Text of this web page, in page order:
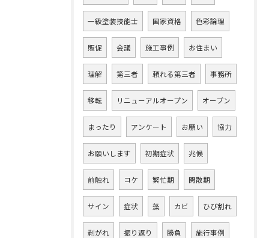
一級塗装技能士 国家資格 色彩論理
販促 会議 施工事例 お住まい
理解 第三者 頼れる第三者 事務所
移転 リニューアルオープン オープン
まったり アンケート お願い 協力
お願いします 初期症状 兆候
前触れ コケ 繁忙期 閑散期
サイン 症状 藻 カビ ひび割れ
剥がれ 振り返り 勝負 施行事例